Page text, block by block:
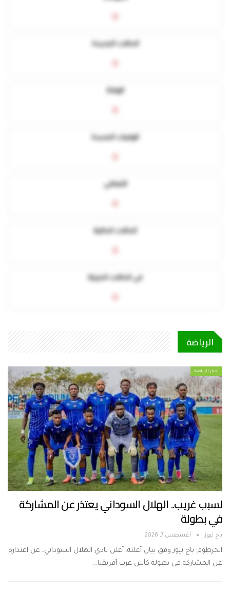
0
الحالات الجديدة
0
الوفاة
0
الوفيات الجديدة
0
التعافي
0
الحالات الحالية
0
في الحالات الحرجة
0
الرياضة
أخبار الرياضة
لسبب غريب.. الهلال السوداني يعتذر عن المشاركة
في بطولة
باج نيوز أغسطس 7, 2026
الخرطوم: باج نيوز وفق بيان أعلنه. أعلن نادي الهلال السوداني، عن اعتذاره
عن المشاركة في بطولة كأس غرب أفريقيا…